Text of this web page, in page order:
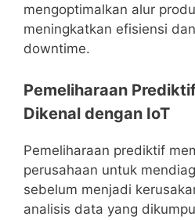
mengoptimalkan alur
meningkatkan efisiensi
downtime.
Pemeliharaan
Dikenal dengan IoT
Pemeliharaan prediktif
perusahaan untuk
sebelum menjadi
analisis data yang